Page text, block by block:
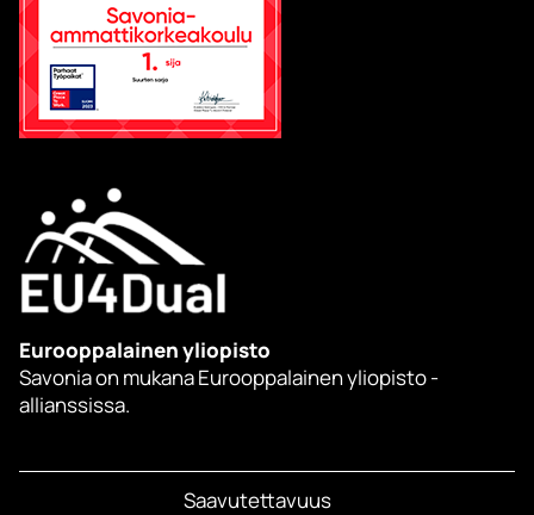
Eurooppalainen yliopisto
Savonia on mukana Eurooppalainen yliopisto -
allianssissa.
Saavutettavuus